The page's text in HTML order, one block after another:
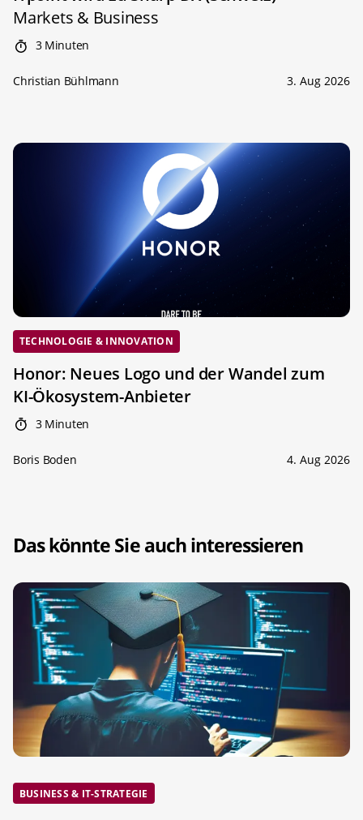
Markets & Business
3 Minuten
Christian Bühlmann 3. Aug 2026
TECHNOLOGIE & INNOVATION
Honor: Neues Logo und der Wandel zum
KI-Ökosystem-Anbieter
3 Minuten
Boris Boden 4. Aug 2026
Das könnte Sie auch interessieren
BUSINESS & IT-STRATEGIE